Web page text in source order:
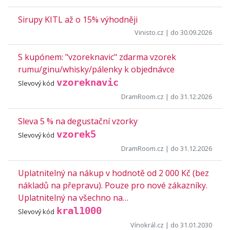
Sirupy KITL až o 15% výhodněji
Vinisto.cz | do 30.09.2026
S kupónem: "vzoreknavic" zdarma vzorek
rumu/ginu/whisky/pálenky k objednávce
Slevový kód vzoreknavic
DramRoom.cz | do 31.12.2026
Sleva 5 % na degustační vzorky
Slevový kód vzorek5
DramRoom.cz | do 31.12.2026
Uplatnitelný na nákup v hodnotě od 2 000 Kč (bez
nákladů na přepravu). Pouze pro nové zákazníky.
Uplatnitelný na všechno na…
Slevový kód kral1000
Vínokrál.cz | do 31.01.2030